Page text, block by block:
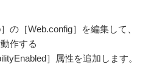
の［Web.config］を編集して、
作する
］属性を追加します。